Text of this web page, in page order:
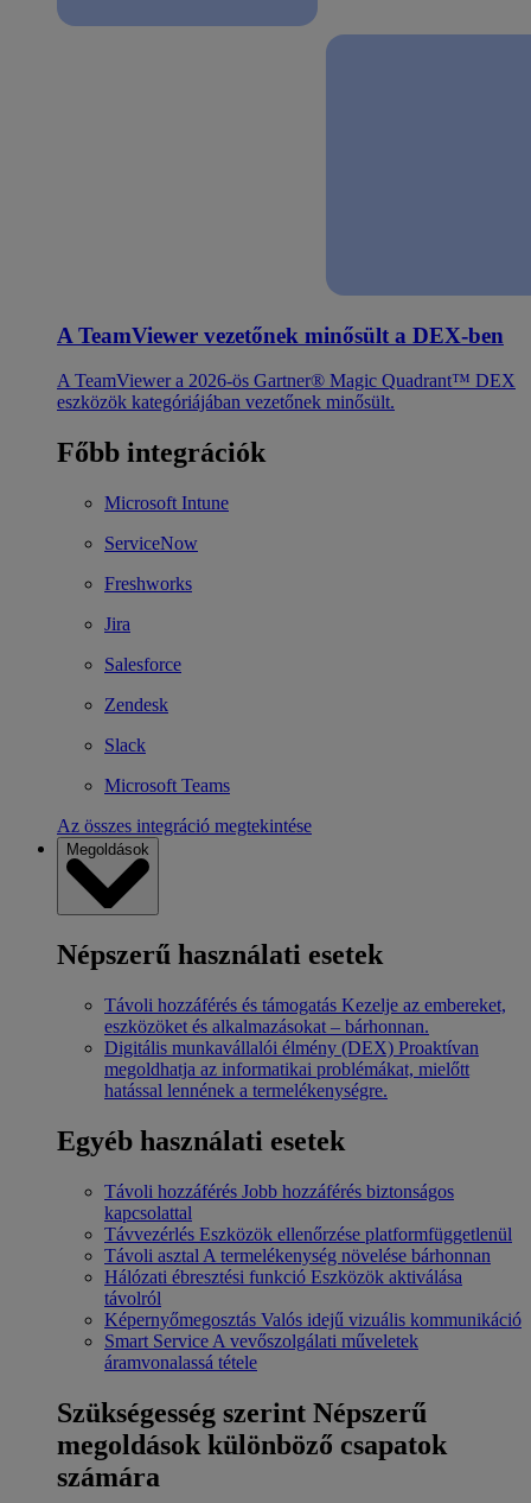
A TeamViewer vezetőnek minősült a DEX-ben
A TeamViewer a 2026-ös Gartner® Magic Quadrant™ DEX
eszközök kategóriájában vezetőnek minősült.
Főbb integrációk
Microsoft Intune
ServiceNow
Freshworks
Jira
Salesforce
Zendesk
Slack
Microsoft Teams
Az összes integráció megtekintése
Megoldások
Népszerű használati esetek
Távoli hozzáférés és támogatás Kezelje az embereket,
eszközöket és alkalmazásokat – bárhonnan.
Digitális munkavállalói élmény (DEX) Proaktívan
megoldhatja az informatikai problémákat, mielőtt
hatással lennének a termelékenységre.
Egyéb használati esetek
Távoli hozzáférés Jobb hozzáférés biztonságos
kapcsolattal
Távvezérlés Eszközök ellenőrzése platformfüggetlenül
Távoli asztal A termelékenység növelése bárhonnan
Hálózati ébresztési funkció Eszközök aktiválása
távolról
Képernyőmegosztás Valós idejű vizuális kommunikáció
Smart Service A vevőszolgálati műveletek
áramvonalassá tétele
Szükségesség szerint Népszerű
megoldások különböző csapatok
számára